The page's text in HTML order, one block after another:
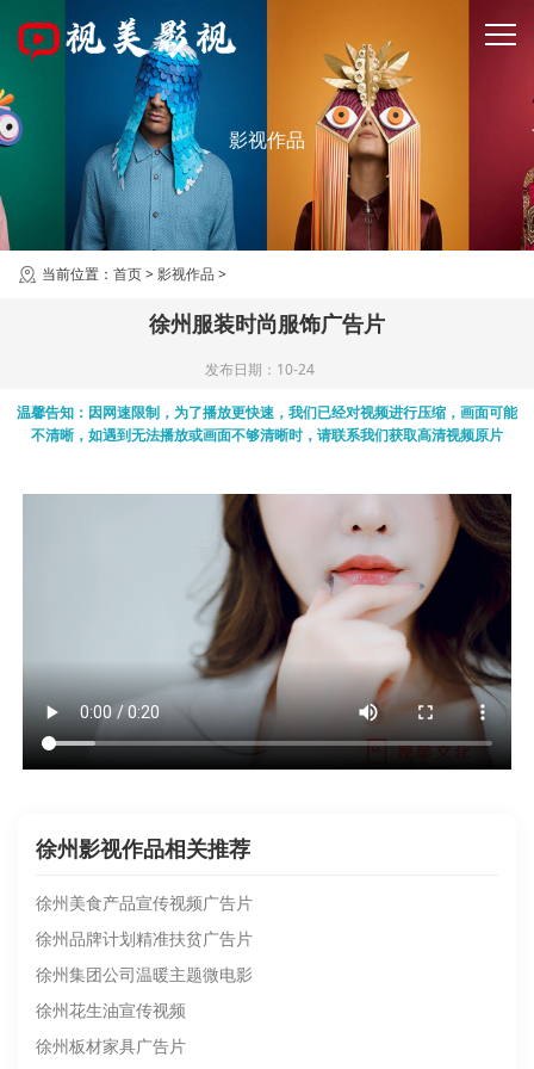
影视作品
当前位置： 首页>影视作品 >
徐州服装时尚服饰广告片
发布日期：10-24
温馨告知：因网速限制，为了播放更快速，我们已经对视频进行压缩，画面可能
不清晰，如遇到无法播放或画面不够清晰时，请联系我们获取高清视频原片
徐州影视作品相关推荐
徐州美食产品宣传视频广告片
徐州品牌计划精准扶贫广告片
徐州集团公司温暖主题微电影
徐州花生油宣传视频
徐州板材家具广告片